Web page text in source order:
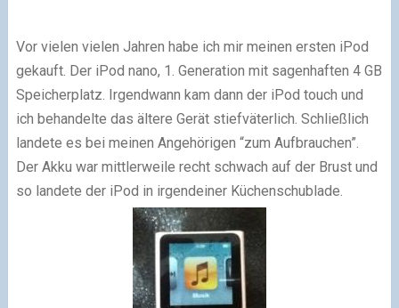
Vor vielen vielen Jahren habe ich mir meinen ersten iPod
gekauft. Der iPod nano, 1. Generation mit sagenhaften 4 GB
Speicherplatz. Irgendwann kam dann der iPod touch und
ich behandelte das ältere Gerät stiefväterlich. Schließlich
landete es bei meinen Angehörigen “zum Aufbrauchen”.
Der Akku war mittlerweile recht schwach auf der Brust und
so landete der iPod in irgendeiner Küchenschublade.